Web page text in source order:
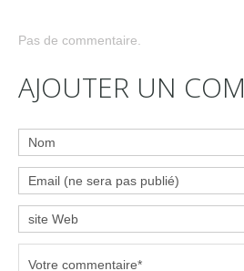
Pas de commentaire.
AJOUTER UN